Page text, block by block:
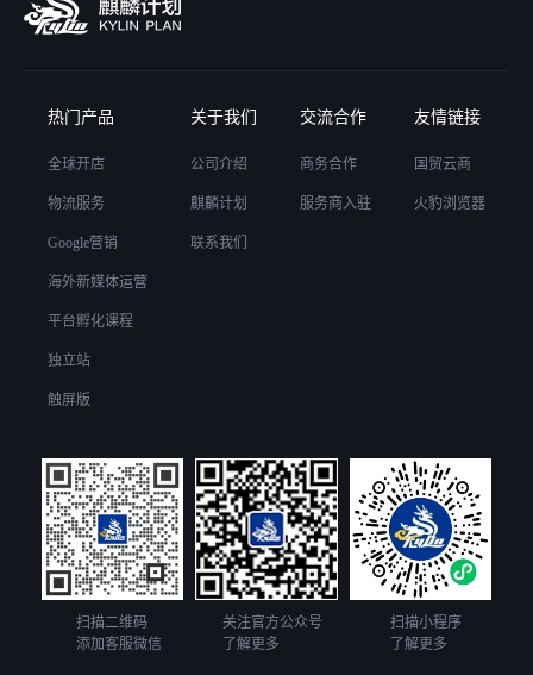
热门产品
全球开店
物流服务
Google营销
海外新媒体运营
平台孵化课程
独立站
触屏版
关于我们
公司介绍
麒麟计划
联系我们
交流合作
商务合作
服务商入驻
友情链接
国贸云商
火豹浏览器
扫描二维码
添加客服微信
关注官方公众号
了解更多
扫描小程序
了解更多